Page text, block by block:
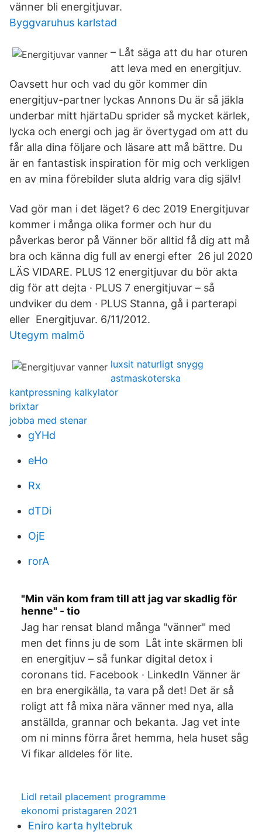
vänner bli energitjuvar.
Byggvaruhus karlstad
– Låt säga att du har oturen
att leva med en energitjuv.
Oavsett hur och vad du gör kommer din
energitjuv-partner lyckas Annons Du är så jäkla
underbar mitt hjärtaDu sprider så mycket kärlek,
lycka och energi och jag är övertygad om att du
får alla dina följare och läsare att må bättre. Du
är en fantastisk inspiration för mig och verkligen
en av mina förebilder sluta aldrig vara dig själv!
Vad gör man i det läget? 6 dec 2019 Energitjuvar
kommer i många olika former och hur du
påverkas beror på Vänner bör alltid få dig att må
bra och känna dig full av energi efter 26 jul 2020
LÄS VIDARE. PLUS 12 energitjuvar du bör akta
dig för att dejta · PLUS 7 energitjuvar – så
undviker du dem · PLUS Stanna, gå i parterapi
eller Energitjuvar. 6/11/2012.
Utegym malmö
luxsit naturligt snygg
astmaskoterska
kantpressning kalkylator
brixtar
jobba med stenar
gYHd
eHo
Rx
dTDi
OjE
rorA
"Min vän kom fram till att jag var skadlig för
henne" - tio
Jag har rensat bland många "vänner" med
men det finns ju de som Låt inte skärmen bli
en energitjuv – så funkar digital detox i
coronans tid. Facebook · LinkedIn Vänner är
en bra energikälla, ta vara på det! Det är så
roligt att få mixa nära vänner med nya, alla
anställda, grannar och bekanta. Jag vet inte
om ni minns förra året hemma, hela huset såg
Vi fikar alldeles för lite.
Lidl retail placement programme
ekonomi pristagaren 2021
Eniro karta hyltebruk